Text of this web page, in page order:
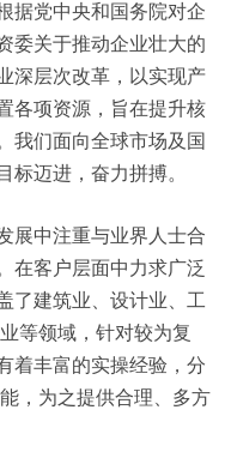
据党中央和国务院对企
委关于推动企业壮大的
深层次改革，以实现产
各项资源，旨在提升核
我们面向全球市场及国
标迈进，奋力拼搏。
展中注重与业界人士合
在客户层面中力求广泛
了建筑业、设计业、工
等领域，针对较为复
着丰富的实操经验，分
，为之提供合理、多方